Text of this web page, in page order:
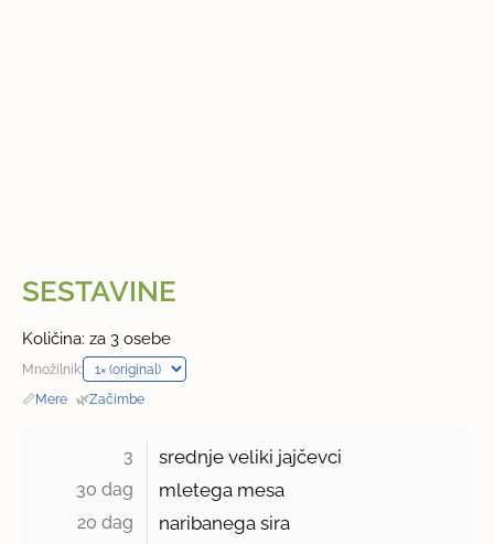
SESTAVINE
Količina: za 3 osebe
Množilnik:
📏Mere · 🌿Začimbe
3 srednje veliki jajčevci
30 dag mletega mesa
20 dag naribanega sira